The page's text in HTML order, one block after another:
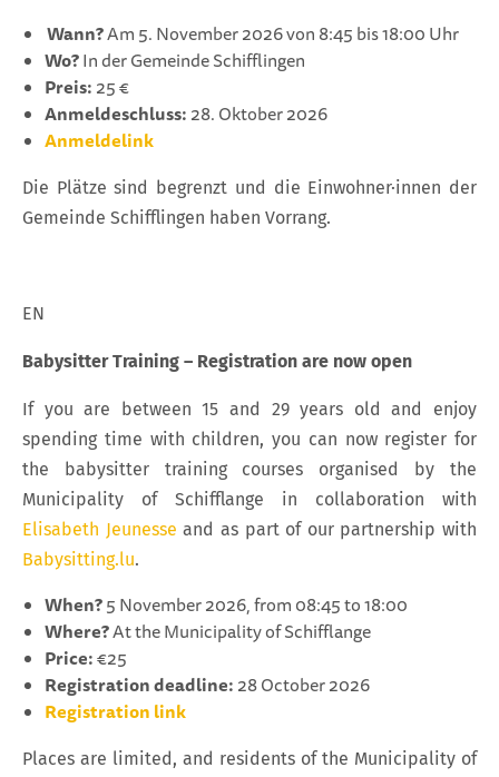
Wann?Am 5. November 2026 von 8:45 bis 18:00 Uhr
Wo?In der Gemeinde Schifflingen
Preis: 25 €
Anmeldeschluss: 28. Oktober 2026
Anmeldelink
Die Plätze sind begrenzt und die Einwohner·innen der
Gemeinde Schifflingen haben Vorrang.
EN
Babysitter Training – Registration are now open
If you are between 15 and 29 years old and enjoy
spending time with children, you can now register for
the babysitter training courses organised by the
Municipality of Schifflange in collaboration with
Elisabeth Jeunesse and as part of our partnership with
Babysitting.lu.
When?5 November 2026, from 08:45 to 18:00
Where?At the Municipality of Schifflange
Price:€25
Registration deadline: 28 October 2026
Registration link
Places are limited, and residents of the Municipality of